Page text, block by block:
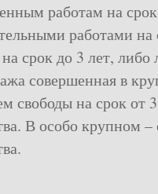
работам на
работами
срок до 3 лет,
совершенная в
свободы на срок от
В особо крупном –